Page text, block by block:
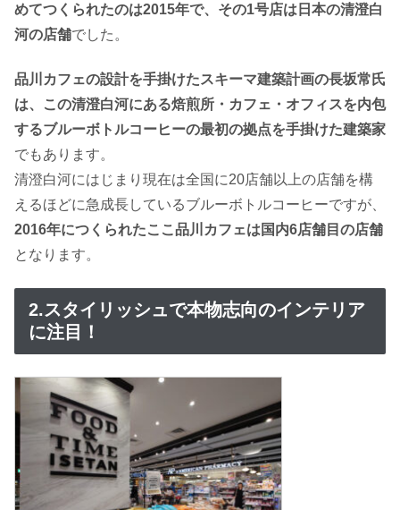
めてつくられたのは2015年で、その1号店は日本の清澄白
河の店舗でした。
品川カフェの設計を手掛けたスキーマ建築計画の長坂常氏
は、この清澄白河にある焙煎所・カフェ・オフィスを内包
するブルーボトルコーヒーの最初の拠点を手掛けた建築家
でもあります。
清澄白河にはじまり現在は全国に20店舗以上の店舗を構
えるほどに急成長しているブルーボトルコーヒーですが、
2016年につくられたここ品川カフェは国内6店舗目の店舗
となります。
2.スタイリッシュで本物志向のインテリア
に注目！